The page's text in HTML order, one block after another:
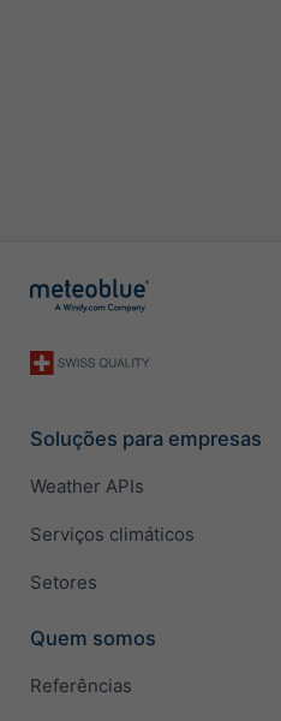
Soluções para empresas
Weather APIs
Serviços climáticos
Setores
Quem somos
Referências